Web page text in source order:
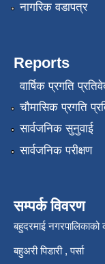
नागरिक वडापत्र
Reports
वार्षिक प्रगति
चौमासिक प्रगति
सार्वजनिक सुनुवाई
सार्वजनिक परीक्षण
सम्पर्क विवरण
बहुदरमाई नगरपालिकाको
बहुअरी पिडारी , पर्सा